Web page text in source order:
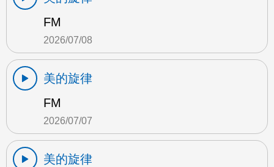
FM
2026/07/08
美的旋律
FM
2026/07/07
美的旋律